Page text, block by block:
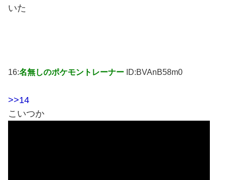
いた
16:名無しのポケモントレーナー ID:BVAnB58m0
>>14
こいつか